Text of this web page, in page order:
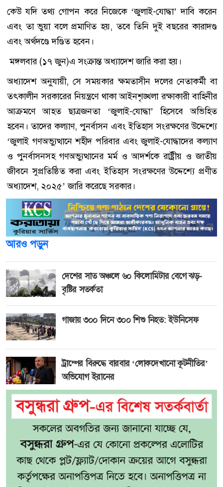
কেউ যদি তথ্য গোপন করে নিজেকে ‘জুলাই-যোদ্ধা’ দাবি করেন
এবং তা ভুয়া বলে প্রমাণিত হয়, তবে তিনি দুই বছরের কারাদণ্ড
এবং অর্থদণ্ডে দণ্ডিত হবেন।
মঙ্গলবার (১৭ জুন)এ সংক্রান্ত অধ্যাদেশ জারি করা হয়।
অধ্যাদেশ অনুযায়ী, সে সময়কার ক্ষমতাসীন দলের নেতাকর্মী বা
তৎকালীন সরকারের নিয়ন্ত্রণে থাকা আইনশৃঙ্খলা রক্ষাকারী বাহিনীর
আক্রমণে আহত ছাত্রজনতা ‘জুলাই-যোদ্ধা’ হিসেবে অভিহিত
হবেন। তাদের কল্যাণ, পুনর্বাসন এবং ইতিহাস সংরক্ষণের উদ্দেশ্যে
‘জুলাই গণঅভ্যুত্থানে শহীদ পরিবার এবং জুলাই-যোদ্ধাদের কল্যাণ
ও পুনর্বাসনসহ গণঅভ্যুত্থানের মর্ম ও আদর্শকে রাষ্ট্রীয় ও জাতীয়
জীবনে সুপ্রতিষ্ঠিত করা এবং ইতিহাস সংরক্ষণের উদ্দেশ্যে প্রণীত
অধ্যাদেশ, ২০২৫’ জারি করেছে সরকার।
আরও পড়ুন
দেশের সাত অঞ্চলে ৬০ কিলোমিটার বেগে ঝড়-
বৃষ্টির সতর্কতা
গাজায় ৩০০ দিনে ৩০০ শিশু নিহত: ইউনিসেফ
ট্রাম্পের বিরুদ্ধে বারবার ‘লোকদেখানো কূটনীতির’
অভিযোগ ইরানের